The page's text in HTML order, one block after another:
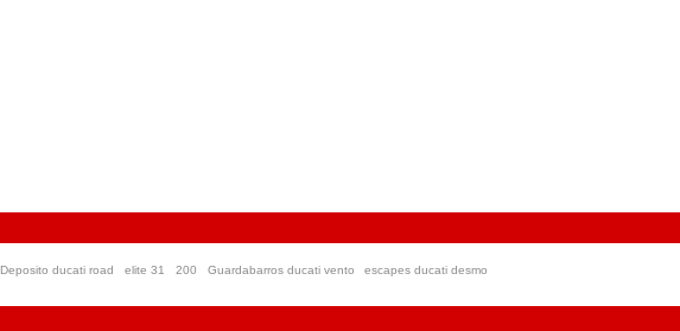
Deposito ducati road elite 31 200 Guardabarros ducati vento escapes ducati desmo